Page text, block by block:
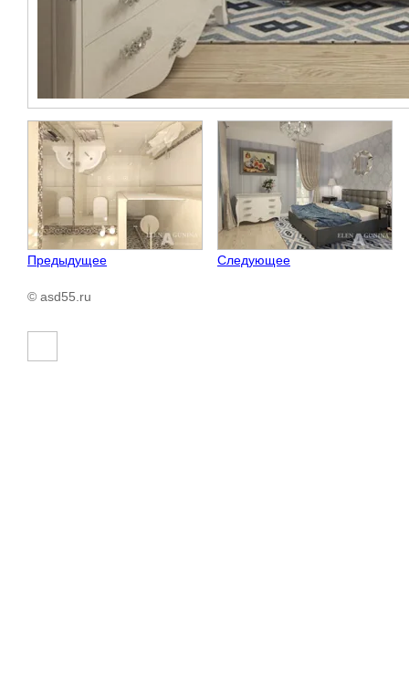
Предыдущее Следующее
© asd55.ru